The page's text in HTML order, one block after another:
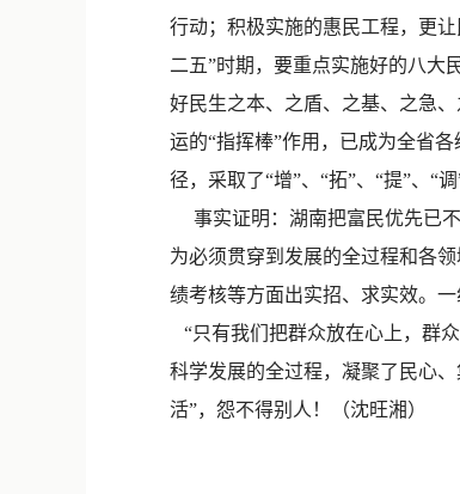
行动；积极实施的惠民工程，更
二五”时期，要重点实施好的八大
好民生之本、之盾、之基、之急
运的“指挥棒”作用，已成为全省
径，采取了“增”、“拓”、“提”、“
事实证明：湖南把富民优先已
为必须贯穿到发展的全过程和各
绩考核等方面出实招、求实效。
“只有我们把群众放在心上，群
科学发展的全过程，凝聚了民心
活”，怨不得别人！（沈旺湘）